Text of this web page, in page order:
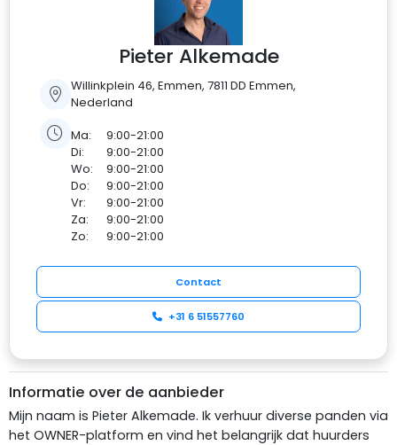
Pieter Alkemade
Willinkplein 46, Emmen, 7811 DD Emmen,
Nederland
Ma:
9:00-21:00
Di:
9:00-21:00
Wo:
9:00-21:00
Do:
9:00-21:00
Vr:
9:00-21:00
Za:
9:00-21:00
Zo:
9:00-21:00
Contact
+31 6 51557760
Informatie over de aanbieder
Mijn naam is Pieter Alkemade. Ik verhuur diverse panden via
het OWNER-platform en vind het belangrijk dat huurders